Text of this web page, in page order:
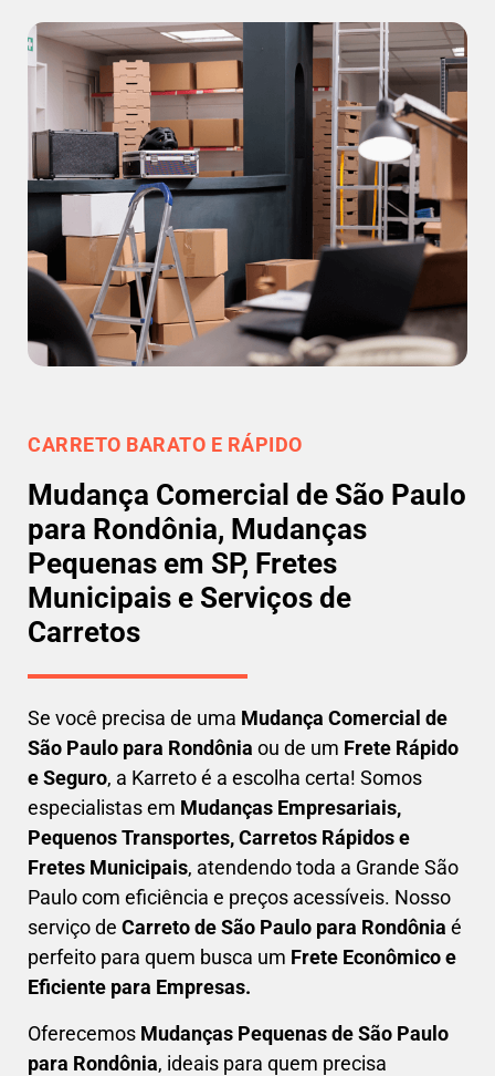
CARRETO BARATO E RÁPIDO
Mudança Comercial de São Paulo
para Rondônia, Mudanças
Pequenas em SP, Fretes
Municipais e Serviços de
Carretos
Se você precisa de uma Mudança Comercial de
São Paulo para Rondônia ou de um Frete Rápido
e Seguro, a Karreto é a escolha certa! Somos
especialistas em Mudanças Empresariais,
Pequenos Transportes, Carretos Rápidos e
Fretes Municipais, atendendo toda a Grande São
Paulo com eficiência e preços acessíveis. Nosso
serviço de Carretode São Paulo para Rondônia é
perfeito para quem busca um Frete Econômico e
Eficiente para Empresas.
Oferecemos Mudanças Pequenasde São Paulo
para Rondônia, ideais para quem precisa